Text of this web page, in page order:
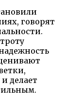
говорят
делает